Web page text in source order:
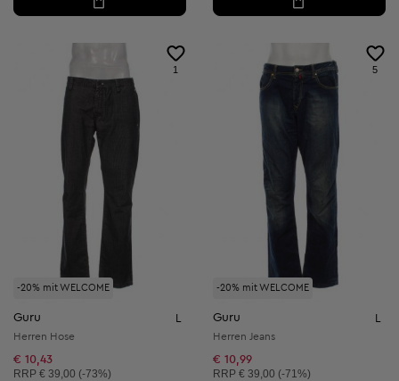
-20% mit WELCOME
1
Guru L
Herren Hose
€ 10,43
Unverbindliche Preisempfehlung:
RRP € 39,00 (-73%)
-20% mit WELCOME
5
Guru L
Herren Jeans
€ 10,99
Unverbindliche Preisempfehlung:
RRP € 39,00 (-71%)